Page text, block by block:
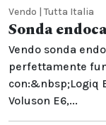
Vendo | Tutta Italia
Sonda
Vendo sonda
perfettamente
con:&nbsp;Logiq
Voluson E6,...